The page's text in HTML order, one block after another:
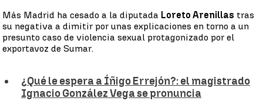
Más Madrid ha cesado a la diputada Loreto Arenillas tras
su negativa a dimitir por unas explicaciones en torno a un
presunto caso de violencia sexual protagonizado por el
exportavoz de Sumar.
¿Qué le espera a Íñigo Errejón?: el magistrado
Ignacio González Vega se pronuncia